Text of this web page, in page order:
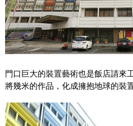
門口巨大的裝置藝術也是飯店請來
將幾米的作品，化成擁抱地球的裝